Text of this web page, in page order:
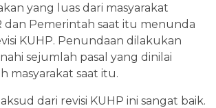
yang luas dari masyarakat
dan Pemerintah saat itu menunda
KUHP. Penundaan dilakukan
sejumlah pasal yang dinilai
masyarakat saat itu.
dari revisi KUHP ini sangat baik.